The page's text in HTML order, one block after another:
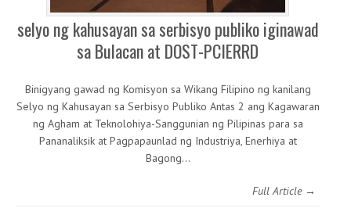
selyo ng kahusayan sa serbisyo publiko iginawad
sa Bulacan at DOST-PCIERRD
Binigyang gawad ng Komisyon sa Wikang Filipino ng kanilang
Selyo ng Kahusayan sa Serbisyo Publiko Antas 2 ang Kagawaran
ng Agham at Teknolohiya-Sanggunian ng Pilipinas para sa
Pananaliksik at Pagpapaunlad ng Industriya, Enerhiya at
Bagong…
Full Article →